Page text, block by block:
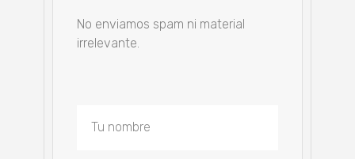
No enviamos spam ni material
irrelevante.